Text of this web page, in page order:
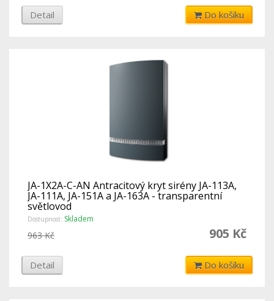
Detail Do košíku
JA-1X2A-C-AN Antracitový kryt sirény JA-113A,
JA-111A, JA-151A a JA-163A - transparentní
světlovod
Dostupnost: Skladem
905 Kč
963 Kč
Detail Do košíku